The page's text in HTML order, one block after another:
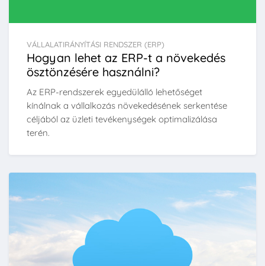
VÁLLALATIRÁNYÍTÁSI RENDSZER (ERP)
Hogyan lehet az ERP-t a növekedés
ösztönzésére használni?
Az ERP-rendszerek egyedülálló lehetőséget
kínálnak a vállalkozás növekedésének serkentése
céljából az üzleti tevékenységek optimalizálása
terén.